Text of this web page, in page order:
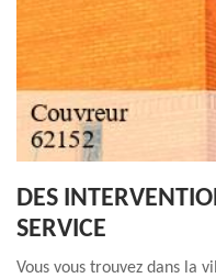
DES
SERVICE
Vous vous trouvez dans la